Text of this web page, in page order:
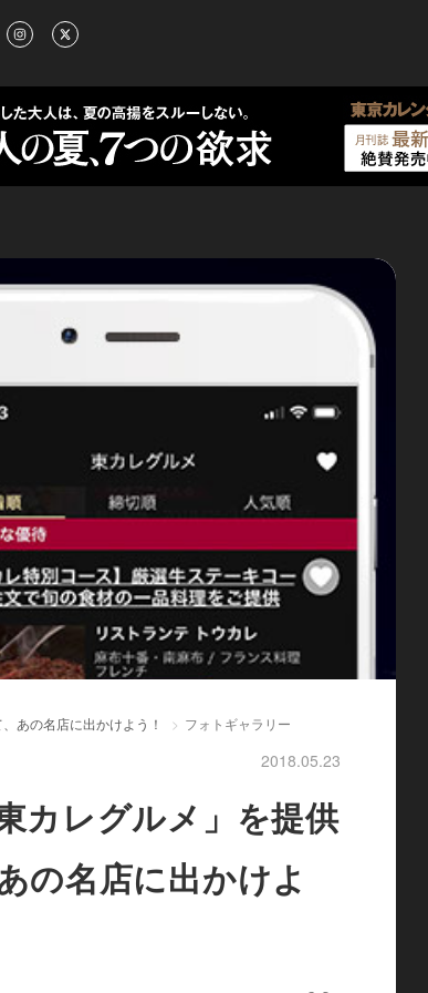
スタイル情報
あの名店に出かけよう！
フォトギャラリー
2018.05.23
カレグルメ」を提供
の名店に出かけよ